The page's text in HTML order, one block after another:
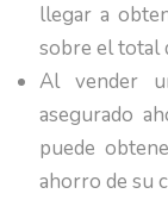
llegar a
sobre el total
Al vender
asegurado
puede
ahorro de su